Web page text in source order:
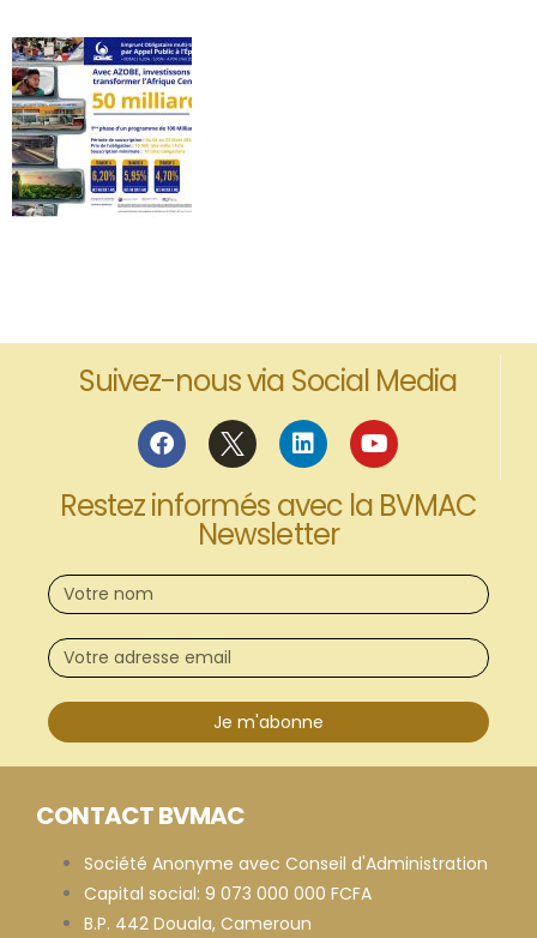
Suivez-nous via Social Media
Restez informés avec la BVMAC
Newsletter
Je m'abonne
CONTACT BVMAC
Société Anonyme avec Conseil d'Administration
Capital social: 9 073 000 000 FCFA
B.P. 442 Douala, Cameroun